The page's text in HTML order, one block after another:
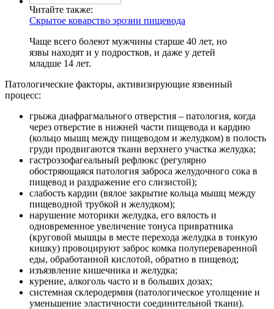
Читайте также:
Скрытое коварство эрозии пищевода
Чаще всего болеют мужчины старше 40 лет, но
язвы находят и у подростков, и даже у детей
младше 14 лет.
Патологические факторы, активизирующие язвенный
процесс:
грыжа диафрагмального отверстия – патология, когда
через отверстие в нижней части пищевода и кардию
(кольцо мышц между пищеводом и желудком) в полость
груди продвигаются ткани верхнего участка желудка;
гастроэзофагеальный рефлюкс (регулярно
обостряющаяся патология заброса желудочного сока в
пищевод и раздражение его слизистой);
слабость кардии (вялое закрытие кольца мышц между
пищеводной трубкой и желудком);
нарушение моторики желудка, его вялость и
одновременное увеличение тонуса привратника
(круговой мышцы в месте перехода желудка в тонкую
кишку) провоцируют заброс комка полупереваренной
еды, обработанной кислотой, обратно в пищевод;
изъязвление кишечника и желудка;
курение, алкоголь часто и в больших дозах;
системная склеродермия (патологическое утолщение и
уменьшение эластичности соединительной ткани).